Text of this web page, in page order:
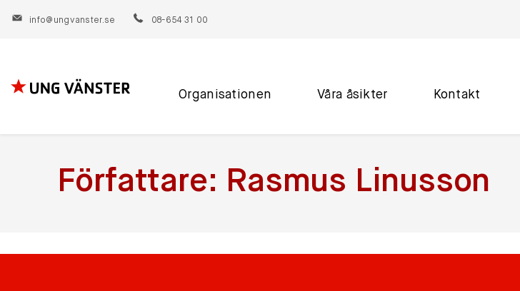
info@ungvanster.se 08-654 31 00
Hoppa
Organisationen Våra åsikter Kontakt
Författare: Rasmus Linusson